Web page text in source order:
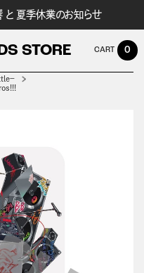
と 夏季休業のお知らせ
STORE 0
－